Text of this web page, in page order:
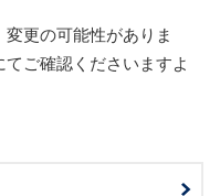
更の可能性がありま
ご確認くださいますよ